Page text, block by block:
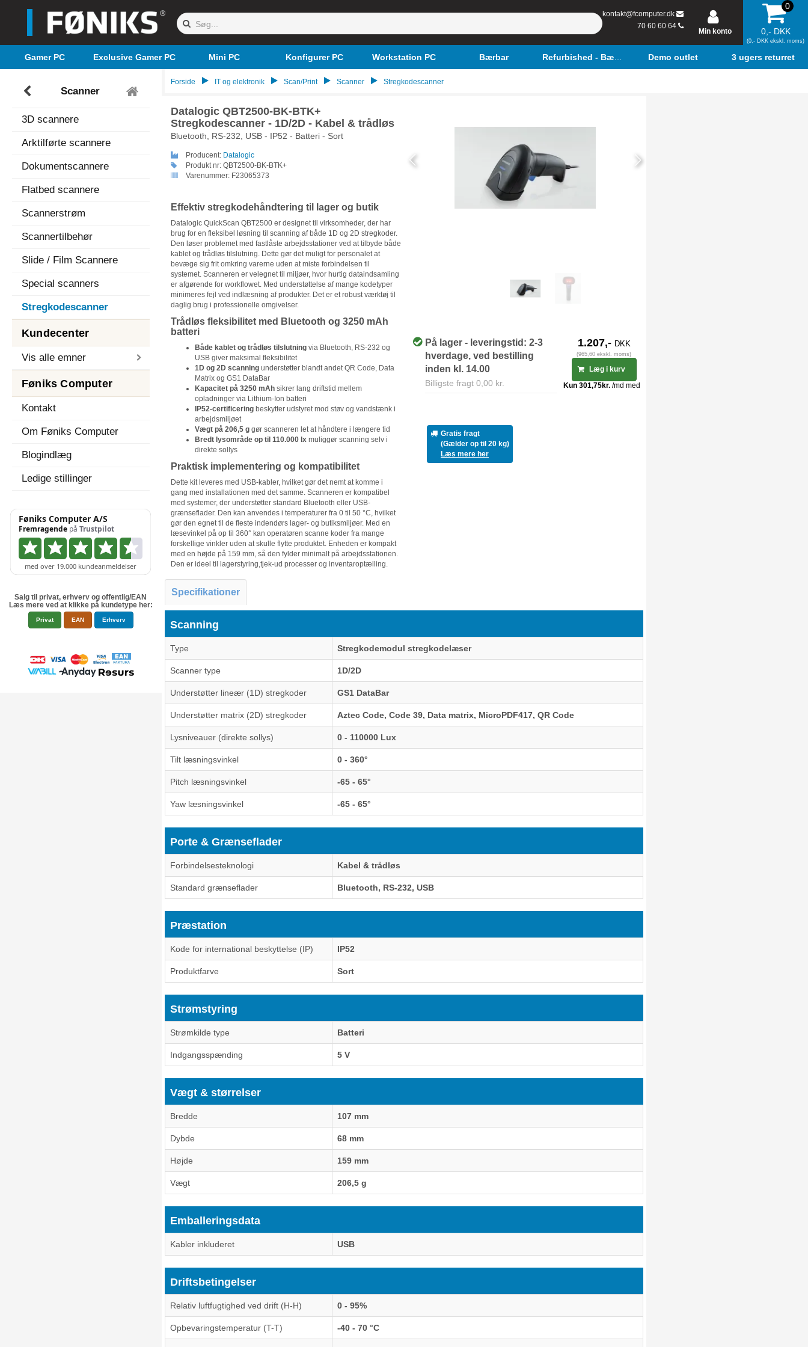
kontakt@fcomputer.dk
70 60 60 64
Min konto
0
0,- DKK
(0,- DKK ekskl. moms)
Gamer PC Exclusive Gamer PC Mini PC Konfigurer PC Workstation PC Bærbar Refurbished - Bærbar Demo outlet 3 ugers returret
Scanner
3D scannere
Arktilførte scannere
Dokumentscannere
Flatbed scannere
Scannerstrøm
Scannertilbehør
Slide / Film Scannere
Special scanners
Stregkodescanner
Kundecenter
Vis alle emner
Føniks Computer
Kontakt
Om Føniks Computer
Blogindlæg
Ledige stillinger
Salg til privat, erhverv og offentlig/EAN
Læs mere ved at klikke på kundetype her:
Privat EAN Erhverv
Forside IT og elektronik Scan/Print Scanner Stregkodescanner
Datalogic QBT2500-BK-BTK+
Stregkodescanner - 1D/2D - Kabel & trådløs
Bluetooth, RS-232, USB - IP52 - Batteri - Sort
Producent: Datalogic
Produkt nr: QBT2500-BK-BTK+
Varenummer: F23065373
Effektiv stregkodehåndtering til lager og butik
Datalogic QuickScan QBT2500 er designet til virksomheder, der har
brug for en fleksibel løsning til scanning af både 1D og 2D stregkoder.
Den løser problemet med fastlåste arbejdsstationer ved at tilbyde både
kablet og trådløs tilslutning. Dette gør det muligt for personalet at
bevæge sig frit omkring varerne uden at miste forbindelsen til
systemet. Scanneren er velegnet til miljøer, hvor hurtig dataindsamling
er afgørende for workflowet. Med understøttelse af mange kodetyper
minimeres fejl ved indlæsning af produkter. Det er et robust værktøj til
daglig brug i professionelle omgivelser.
Trådløs fleksibilitet med Bluetooth og 3250 mAh
batteri
Både kablet og trådløs tilslutningvia Bluetooth, RS-232 og
USB giver maksimal fleksibilitet
1D og 2D scanningunderstøtter blandt andet QR Code, Data
Matrix og GS1 DataBar
Kapacitet på 3250 mAhsikrer lang driftstid mellem
opladninger via Lithium-Ion batteri
IP52-certificeringbeskytter udstyret mod støv og vandstænk i
arbejdsmiljøet
Vægt på 206,5 ggør scanneren let at håndtere i længere tid
Bredt lysområde op til 110.000 lxmuliggør scanning selv i
direkte sollys
Praktisk implementering og kompatibilitet
Dette kit leveres med USB-kabler, hvilket gør det nemt at komme i
gang med installationen med det samme. Scanneren er kompatibel
med systemer, der understøtter standard Bluetooth eller USB-
grænseflader. Den kan anvendes i temperaturer fra 0 til 50 °C, hvilket
gør den egnet til de fleste indendørs lager- og butiksmiljøer. Med en
læsevinkel på op til 360° kan operatøren scanne koder fra mange
forskellige vinkler uden at skulle flytte produktet. Enheden er kompakt
med en højde på 159 mm, så den fylder minimalt på arbejdsstationen.
Den er ideel til lagerstyring,tjek-ud processer og inventaroptælling.
På lager - leveringstid: 2-3
hverdage, ved bestilling
inden kl. 14.00
Billigste fragt 0,00 kr.
1.207,- DKK
(965,60 ekskl. moms)
Læg i kurv
Gratis fragt
(Gælder op til 20 kg)
Læs mere her
Specifikationer
Scanning
Type Stregkodemodul stregkodelæser
Scanner type 1D/2D
Understøtter lineær (1D) stregkoder GS1 DataBar
Understøtter matrix (2D) stregkoder Aztec Code, Code 39, Data matrix, MicroPDF417, QR Code
Lysniveauer (direkte sollys) 0 - 110000 Lux
Tilt læsningsvinkel 0 - 360°
Pitch læsningsvinkel -65 - 65°
Yaw læsningsvinkel -65 - 65°
Porte & Grænseflader
Forbindelsesteknologi Kabel & trådløs
Standard grænseflader Bluetooth, RS-232, USB
Præstation
Kode for international beskyttelse (IP) IP52
Produktfarve Sort
Strømstyring
Strømkilde type Batteri
Indgangsspænding 5 V
Vægt & størrelser
Bredde 107 mm
Dybde 68 mm
Højde 159 mm
Vægt 206,5 g
Emballeringsdata
Kabler inkluderet USB
Driftsbetingelser
Relativ luftfugtighed ved drift (H-H) 0 - 95%
Opbevaringstemperatur (T-T) -40 - 70 °C